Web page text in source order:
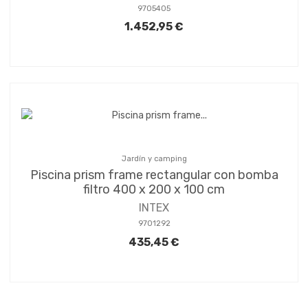
9705405
1.452,95 €
Jardín y camping
Piscina prism frame rectangular con bomba
filtro 400 x 200 x 100 cm
INTEX
9701292
435,45 €